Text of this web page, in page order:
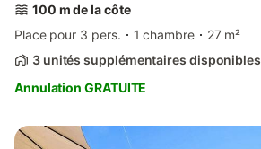
100 m de la côte
Place pour 3 pers.
1 chambre
27 m²
3 unités supplémentaires disponibles
Annulation GRATUITE